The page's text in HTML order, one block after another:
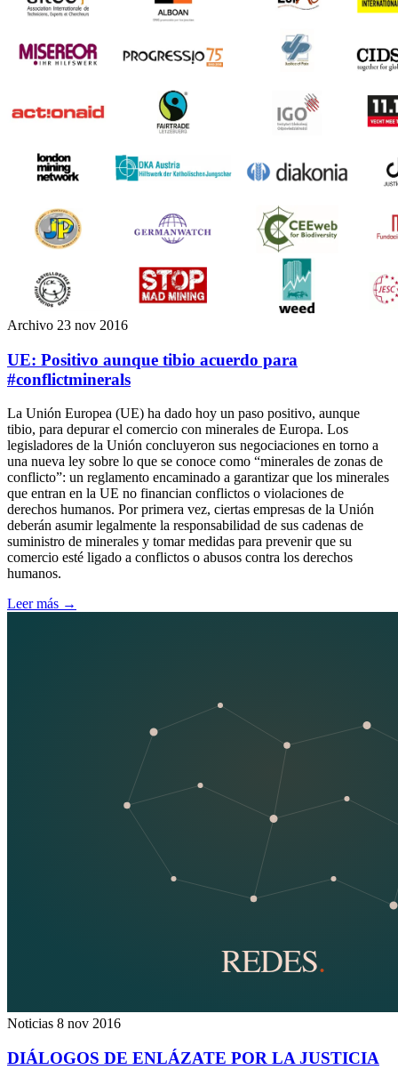
Archivo 23 nov 2016
UE: Positivo aunque tibio acuerdo para
#conflictminerals
La Unión Europea (UE) ha dado hoy un paso positivo, aunque
tibio, para depurar el comercio con minerales de Europa. Los
legisladores de la Unión concluyeron sus negociaciones en torno a
una nueva ley sobre lo que se conoce como “minerales de zonas de
conflicto”: un reglamento encaminado a garantizar que los minerales
que entran en la UE no financian conflictos o violaciones de
derechos humanos. Por primera vez, ciertas empresas de la Unión
deberán asumir legalmente la responsabilidad de sus cadenas de
suministro de minerales y tomar medidas para prevenir que su
comercio esté ligado a conflictos o abusos contra los derechos
humanos.
Leer más →
Noticias 8 nov 2016
DIÁLOGOS DE ENLÁZATE POR LA JUSTICIA